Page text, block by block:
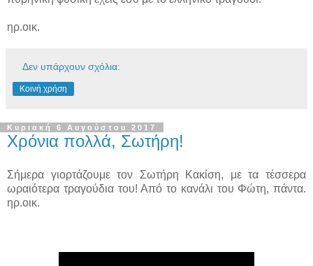
ηρ.οικ.
Δεν υπάρχουν σχόλια:
Κοινή χρήση
Κυριακή 6 Αυγούστου 2017
Χρόνια πολλά, Σωτήρη!
Σήμερα γιορτάζουμε τον Σωτήρη Κακίση, με τα τέσσερα
ωραιότερα τραγούδια του! Από το κανάλι του Φώτη, πάντα.
ηρ.οικ.